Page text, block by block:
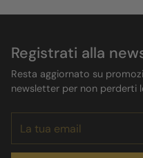
Registrati alla
Resta aggiornato su
newsletter per non perderti
tua
email